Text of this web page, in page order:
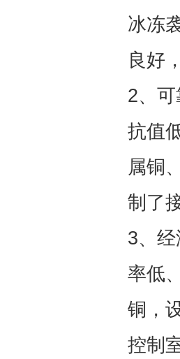
冰冻
良好
2、
抗值
属铜
制了
3、
率低
铜，
控制